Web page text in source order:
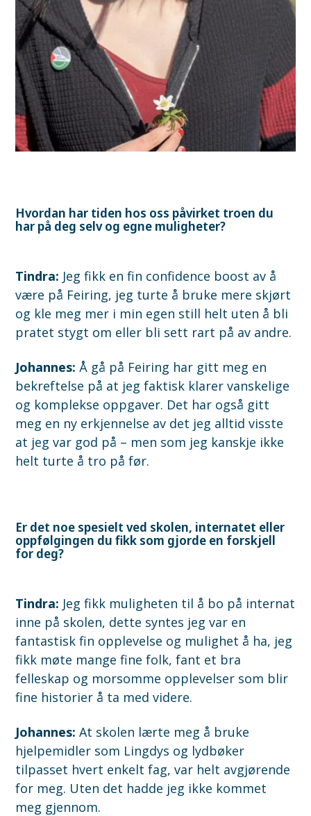
Hvordan har tiden hos oss påvirket troen du
har på deg selv og egne muligheter?
Tindra: Jeg fikk en fin confidence boost av å
være på Feiring, jeg turte å bruke mere skjørt
og kle meg mer i min egen still helt uten å bli
pratet stygt om eller bli sett rart på av andre.
Johannes: Å gå på Feiring har gitt meg en
bekreftelse på at jeg faktisk klarer vanskelige
og komplekse oppgaver. Det har også gitt
meg en ny erkjennelse av det jeg alltid visste
at jeg var god på – men som jeg kanskje ikke
helt turte å tro på før.
Er det noe spesielt ved skolen, internatet eller
oppfølgingen du fikk som gjorde en forskjell
for deg?
Tindra: Jeg fikk muligheten til å bo på internat
inne på skolen, dette syntes jeg var en
fantastisk fin opplevelse og mulighet å ha, jeg
fikk møte mange fine folk, fant et bra
felleskap og morsomme opplevelser som blir
fine historier å ta med videre.
Johannes: At skolen lærte meg å bruke
hjelpemidler som Lingdys og lydbøker
tilpasset hvert enkelt fag, var helt avgjørende
for meg. Uten det hadde jeg ikke kommet
meg gjennom.